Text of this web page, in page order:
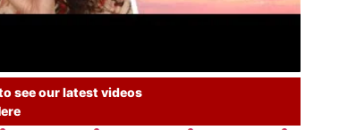
see our latest videos